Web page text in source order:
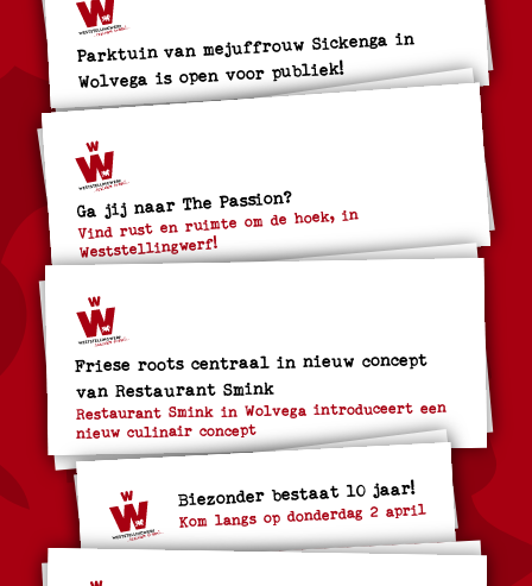
Parktuin van mejuffrouw Sickenga in
Wolvega is open voor publiek!
Ga jij naar The Passion?
Vind rust en ruimte om de hoek, in
Weststellingwerf!
Friese roots centraal in nieuw concept
van Restaurant Smink
Restaurant Smink in Wolvega introduceert een
nieuw culinair concept
Biezonder bestaat 10 jaar!
Kom langs op donderdag 2 april